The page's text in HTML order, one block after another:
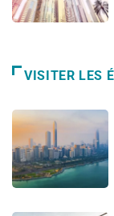
VISITER LES